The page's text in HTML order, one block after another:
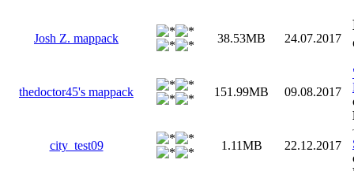
Josh Z. mappack 38.53MB 24.07.2017
thedoctor45's mappack 151.99MB 09.08.2017
city_test09 1.11MB 22.12.2017